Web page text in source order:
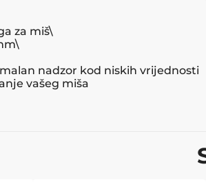
za miš\
nadzor kod niskih vrijednosti
vašeg miša